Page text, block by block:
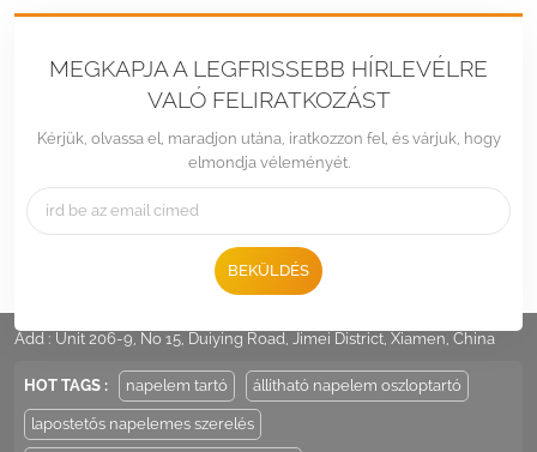
MEGKAPJA A LEGFRISSEBB HÍRLEVÉLRE
VALÓ FELIRATKOZÁST
Kérjük, olvassa el, maradjon utána, iratkozzon fel, és várjuk, hogy
elmondja véleményét.
BEKÜLDÉS
Add : Unit 206-9, No 15, Duiying Road, Jimei District, Xiamen, China
HOT TAGS : napelem tartó állítható napelem oszloptartó
lapostetős napelemes szerelés